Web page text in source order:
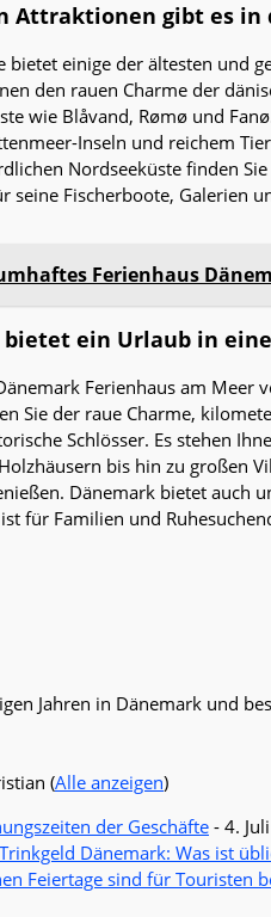
Attraktionen gibt es in
bietet einige der ältesten und
den rauen Charme der
wie Blåvand, Rømø und
Inseln und reichem
Nordseeküste finden
seine Fischerboote, Galerien
Ferienhaus
ein Urlaub in
Ferienhaus am Meer
Sie der raue Charme,
Schlösser. Es stehen
bis hin zu großen
Dänemark bietet auch
für Familien und
Jahren in Dänemark und
(Alle anzeigen)
der Geschäfte - 4.
Dänemark: Was ist
Feiertage sind für Touristen